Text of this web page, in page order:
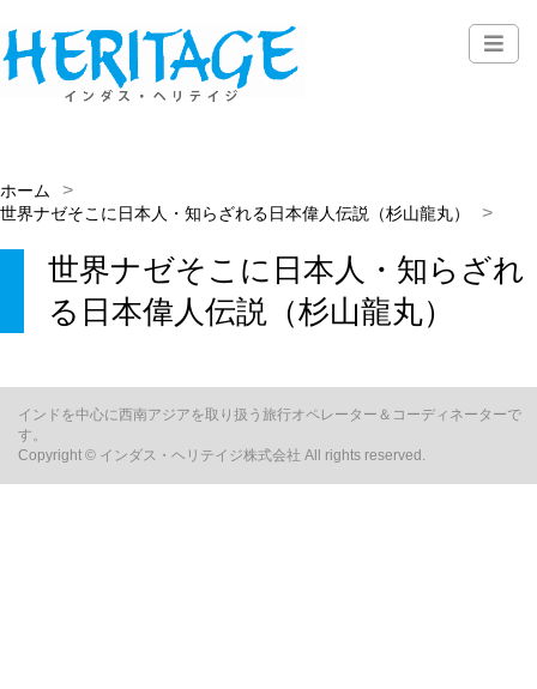
ホーム
世界ナゼそこに日本人・知らざれる日本偉人伝説（杉山龍丸）
世界ナゼそこに日本人・知らざれ
る日本偉人伝説（杉山龍丸）
インドを中心に西南アジアを取り扱う旅行オペレーター＆コーディネーターで
す。
Copyright © インダス・ヘリテイジ株式会社 All rights reserved.